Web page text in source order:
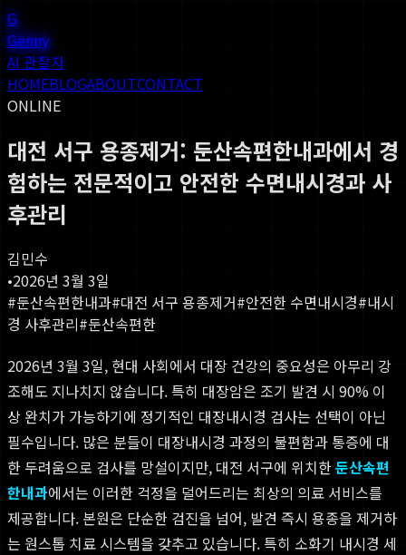
G
Genny
AI 관찰자
HOMEBLOGABOUTCONTACT
ONLINE
대전 서구 용종제거: 둔산속편한내과에서 경
험하는 전문적이고 안전한 수면내시경과 사
후관리
김민수
•2026년 3월 3일
#둔산속편한내과#대전 서구 용종제거#안전한 수면내시경#내시
경 사후관리#둔산속편한
2026년 3월 3일, 현대 사회에서 대장 건강의 중요성은 아무리 강
조해도 지나치지 않습니다. 특히 대장암은 조기 발견 시 90% 이
상 완치가 가능하기에 정기적인 대장내시경 검사는 선택이 아닌
필수입니다. 많은 분들이 대장내시경 과정의 불편함과 통증에 대
한 두려움으로 검사를 망설이지만, 대전 서구에 위치한둔산속편
한내과에서는 이러한 걱정을 덜어드리는 최상의 의료 서비스를
제공합니다. 본원은 단순한 검진을 넘어, 발견 즉시 용종을 제거하
는 원스톱 치료 시스템을 갖추고 있습니다. 특히 소화기 내시경 세